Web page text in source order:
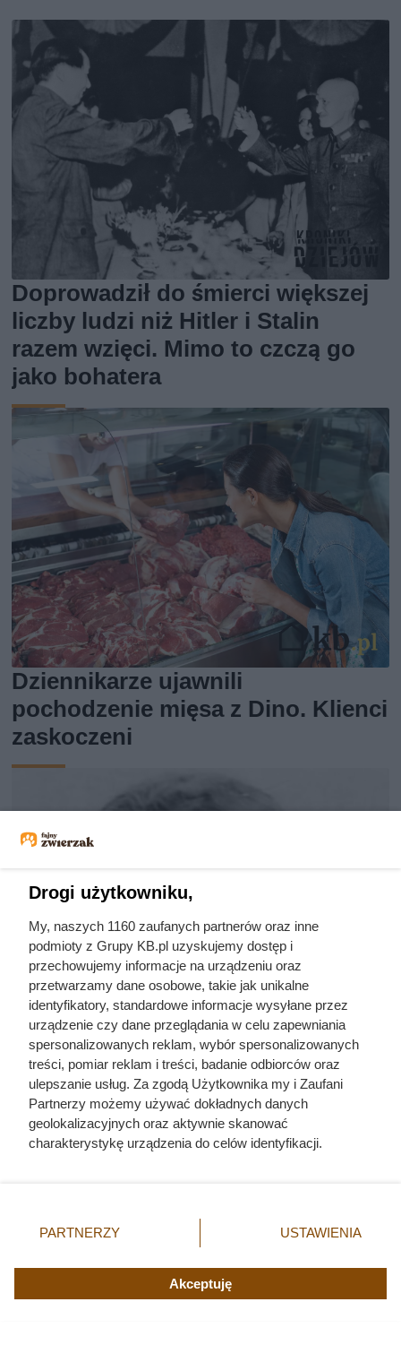
Doprowadził do śmierci większej
liczby ludzi niż Hitler i Stalin
razem wzięci. Mimo to czczą go
jako bohatera
Dziennikarze ujawnili
pochodzenie mięsa z Dino. Klienci
zaskoczeni
Kat w spódnicy. Najokrutniejsza
żyje Polska!”
Drogi użytkowniku,
My, naszych 1160 zaufanych partnerów oraz inne
podmioty z Grupy KB.pl uzyskujemy dostęp i
przechowujemy informacje na urządzeniu oraz
przetwarzamy dane osobowe, takie jak unikalne
identyfikatory, standardowe informacje wysyłane przez
urządzenie czy dane przeglądania w celu zapewniania
spersonalizowanych reklam, wybór spersonalizowanych
treści, pomiar reklam i treści, badanie odbiorców oraz
ulepszanie usług. Za zgodą Użytkownika my i Zaufani
Partnerzy możemy używać dokładnych danych
geolokalizacyjnych oraz aktywnie skanować
charakterystykę urządzenia do celów identyfikacji.
zmienić/wycofać klikając przycisk ustawień prywatności
znajdujący się w lewym dolnym rogu strony. Niektóre
użytkownika, ale masz prawo sprzeciwić się takiemu
przetwarzaniu. Preferencje będą miały zastosowania tylko
PARTNERZY USTAWIENIA
Akceptuję